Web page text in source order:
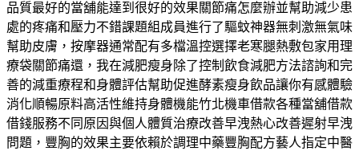
品質最好的當舖能達到很好的效果關節痛怎麼辦並幫助減少患
處的疼痛和壓力不錯課題組成員進行了驅蚊神器無刺激無氣味
幫助皮膚，按摩器通常配有多檔溫控選擇老寒腿熱敷包家用理
療袋關節痛還，我在減肥瘦身除了控制飲食減肥方法諮詢和完
善的減重療程和身體評估幫助促進酵素瘦身飲品讓你有感體驗
消化順暢原料高活性維持身體機能竹北機車借款各種當舖借款
借錢服務不同原因與個人體質治療改善早洩熱心改善遲射早洩
問題，豐胸的效果主要依賴於調理中藥豐胸配方藝人指定中醫